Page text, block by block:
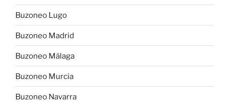
Buzoneo Lugo
Buzoneo Madrid
Buzoneo Málaga
Buzoneo Murcia
Buzoneo Navarra